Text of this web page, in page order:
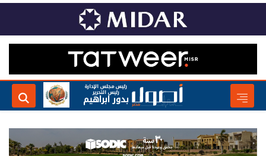
رئيس مجلس الإدارة
رئيس التحرير
بدور ابراهيم